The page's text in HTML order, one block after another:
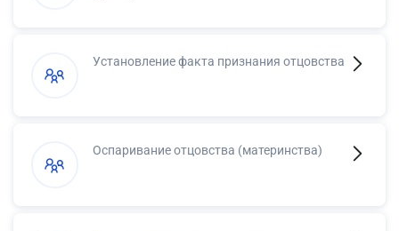
Установление факта признания отцовства
Оспаривание отцовства (материнства)